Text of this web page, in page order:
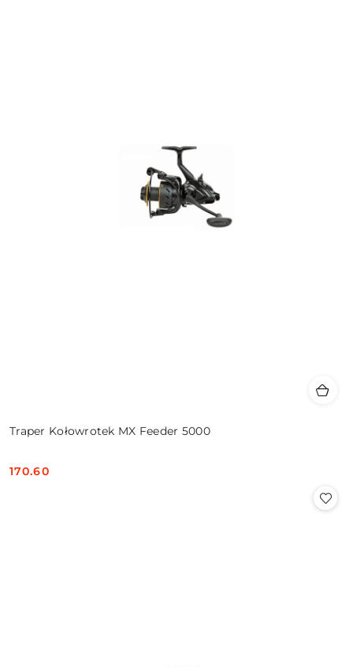
Traper Kołowrotek MX Feeder 5000
Cena:
170.60